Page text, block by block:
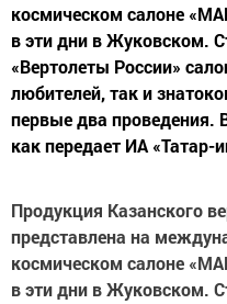
космическом салоне
в эти дни в Жуковском.
«Вертолеты России»
любителей, так и
первые два проведения.
как передает ИА «Татар-
Продукция Казанского
представлена на
космическом салоне
в эти дни в Жуковском.